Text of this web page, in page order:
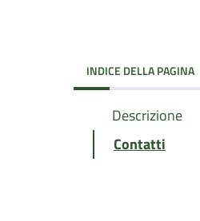
INDICE DELLA PAGINA
Descrizione
Contatti